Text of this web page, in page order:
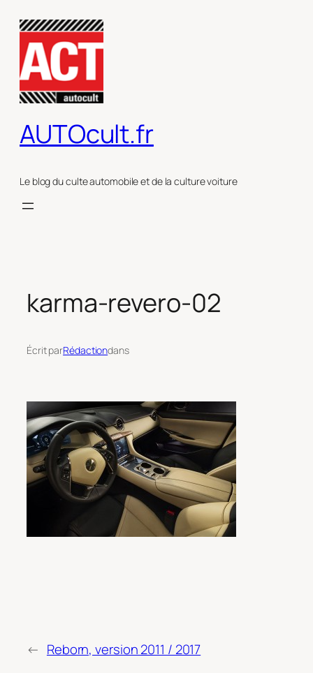
contenu
AUTOcult.fr
Le blog du culte automobile et de la culture voiture
karma-revero-02
Écrit parRédactiondans
← Reborn, version 2011 / 2017